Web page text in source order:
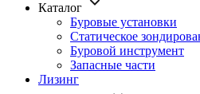
Каталог
Буровые установки
Статическое
Буровой инструмент
Запасные части
Лизинг